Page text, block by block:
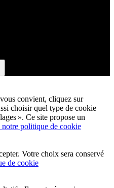
convient, cliquez sur
choisir quel type de cookie
». Ce site propose un
notre politique de cookie
Votre choix sera conservé
de cookie